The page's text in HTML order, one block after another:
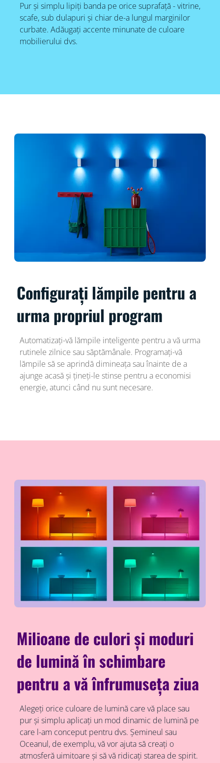
Pur și simplu lipiți banda pe orice suprafață - vitrine,
scafe, sub dulapuri și chiar de-a lungul marginilor
curbate. Adăugați accente minunate de culoare
mobilierului dvs.
Configurați lămpile pentru a
urma propriul program
Automatizați-vă lămpile inteligente pentru a vă urma
rutinele zilnice sau săptămânale. Programați-vă
lămpile să se aprindă dimineața sau înainte de a
ajunge acasă și țineți-le stinse pentru a economisi
energie, atunci când nu sunt necesare.
Milioane de culori și moduri
de lumină în schimbare
pentru a vă înfrumuseța ziua
Alegeți orice culoare de lumină care vă place sau
pur și simplu aplicați un mod dinamic de lumină pe
care l-am conceput pentru dvs. Șemineul sau
Oceanul, de exemplu, vă vor ajuta să creați o
atmosferă uimitoare și să vă ridicați starea de spirit.